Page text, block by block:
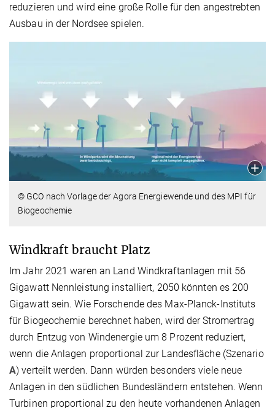
reduzieren und wird eine große Rolle für den angestrebten
Ausbau in der Nordsee spielen.
© GCO nach Vorlage der Agora Energiewende und des MPI für
Biogeochemie
Windkraft braucht Platz
Im Jahr 2021 waren an Land Windkraftanlagen mit 56
Gigawatt Nennleistung installiert, 2050 könnten es 200
Gigawatt sein. Wie Forschende des Max-Planck-Instituts
für Biogeochemie berechnet haben, wird der Stromertrag
durch Entzug von Windenergie um 8 Prozent reduziert,
wenn die Anlagen proportional zur Landesfläche (Szenario
A) verteilt werden. Dann würden besonders viele neue
Anlagen in den südlichen Bundesländern entstehen. Wenn
Turbinen proportional zu den heute vorhandenen Anlagen